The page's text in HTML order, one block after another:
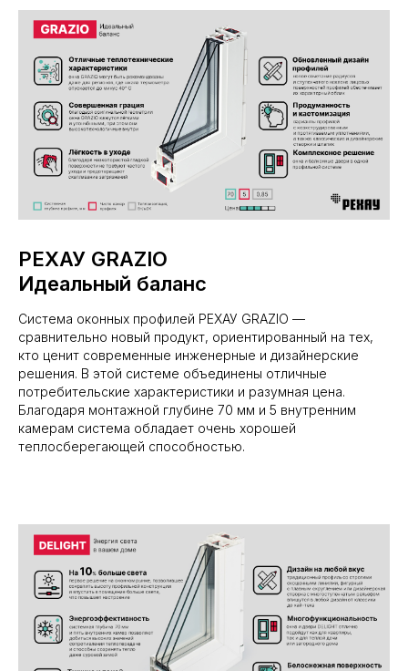
РЕХАУ GRAZIO
Идеальный баланс
Система оконных профилей РЕХАУ GRAZIO —
сравнительно новый продукт, ориентированный на тех,
кто ценит современные инженерные и дизайнерские
решения. В этой системе объединены отличные
потребительские характеристики и разумная цена.
Благодаря монтажной глубине 70 мм и 5 внутренним
камерам система обладает очень хорошей
теплосберегающей способностью.